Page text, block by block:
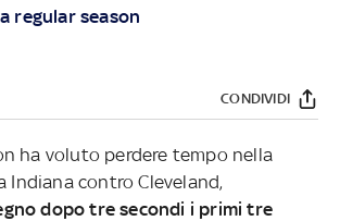
regular season
CONDIVIDI
ha voluto perdere tempo nella
contro Cleveland,
dopo tre secondi i primi tre